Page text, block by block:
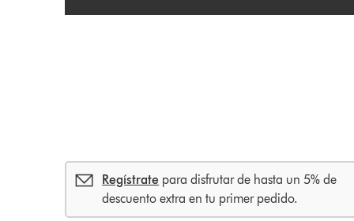
Regístrate para disfrutar de hasta un 5% de
descuento extra en tu primer pedido.